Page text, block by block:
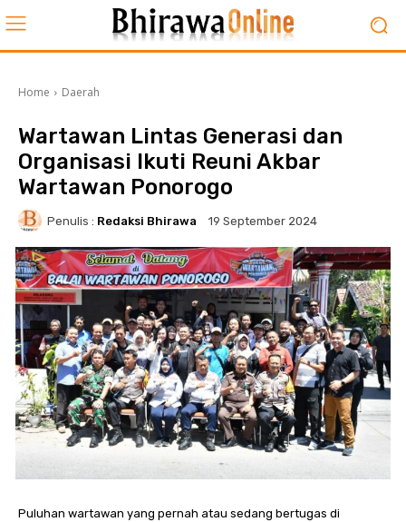
Home Daerah
Wartawan Lintas Generasi dan
Organisasi Ikuti Reuni Akbar
Wartawan Ponorogo
Penulis : Redaksi Bhirawa 19 September 2024
Puluhan wartawan yang pernah atau sedang bertugas di